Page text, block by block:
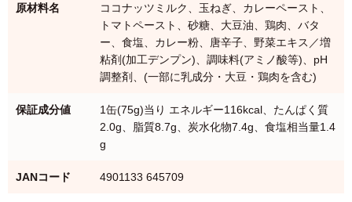
原材料名
ココナッツミルク、玉ねぎ、カレーペースト、
トマトペースト、砂糖、大豆油、鶏肉、バタ
ー、食塩、カレー粉、唐辛子、野菜エキス／増
粘剤(加工デンプン)、調味料(アミノ酸等)、pH
調整剤、(一部に乳成分・大豆・鶏肉を含む)
保証成分値
1缶(75g)当り エネルギー116kcal、たんぱく質
2.0g、脂質8.7g、炭水化物7.4g、食塩相当量1.4
g
JANコード 4901133 645709